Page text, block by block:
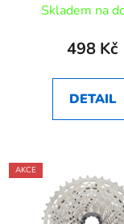
Skladem na
498 Kč
DETAIL
AKCE